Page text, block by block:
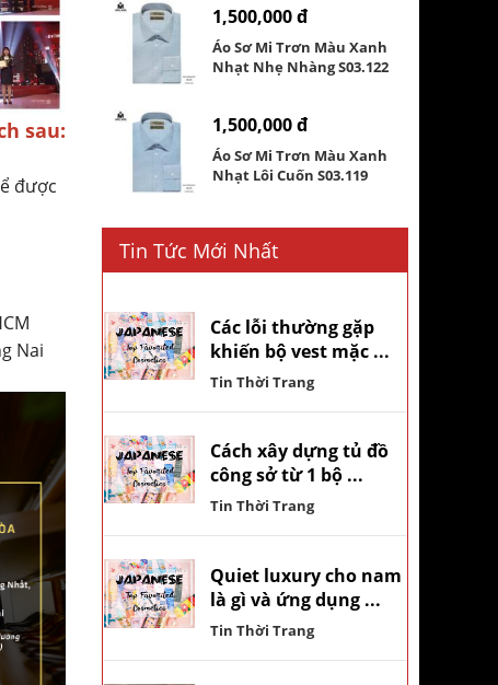
sau:
được
Nai
1,500,000 đ
Áo Sơ Mi Trơn Màu Xanh
Nhạt Nhẹ Nhàng S03.122
1,500,000 đ
Áo Sơ Mi Trơn Màu Xanh
Nhạt Lôi Cuốn S03.119
Tin Tức Mới Nhất
Các lỗi thường gặp
khiến bộ vest mặc ...
Tin Thời Trang
Cách xây dựng tủ đồ
công sở từ 1 bộ ...
Tin Thời Trang
Quiet luxury cho nam
là gì và ứng dụng ...
Tin Thời Trang